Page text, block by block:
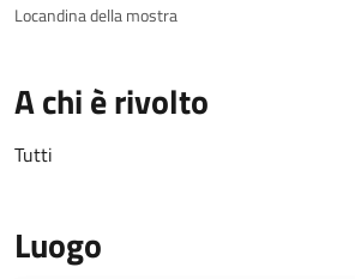
Locandina della mostra
A chi è rivolto
Tutti
Luogo